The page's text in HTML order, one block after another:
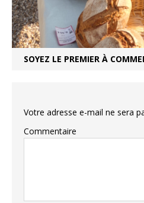
SOYEZ LE PREMIER À
Votre adresse e-mail ne sera
Commentaire